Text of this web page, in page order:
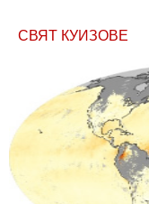
СВЯТ КУИЗОВЕ